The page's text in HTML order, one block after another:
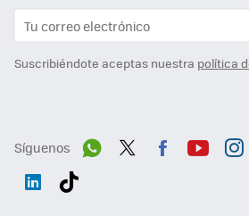
Suscribiéndote aceptas nuestra política
Síguenos